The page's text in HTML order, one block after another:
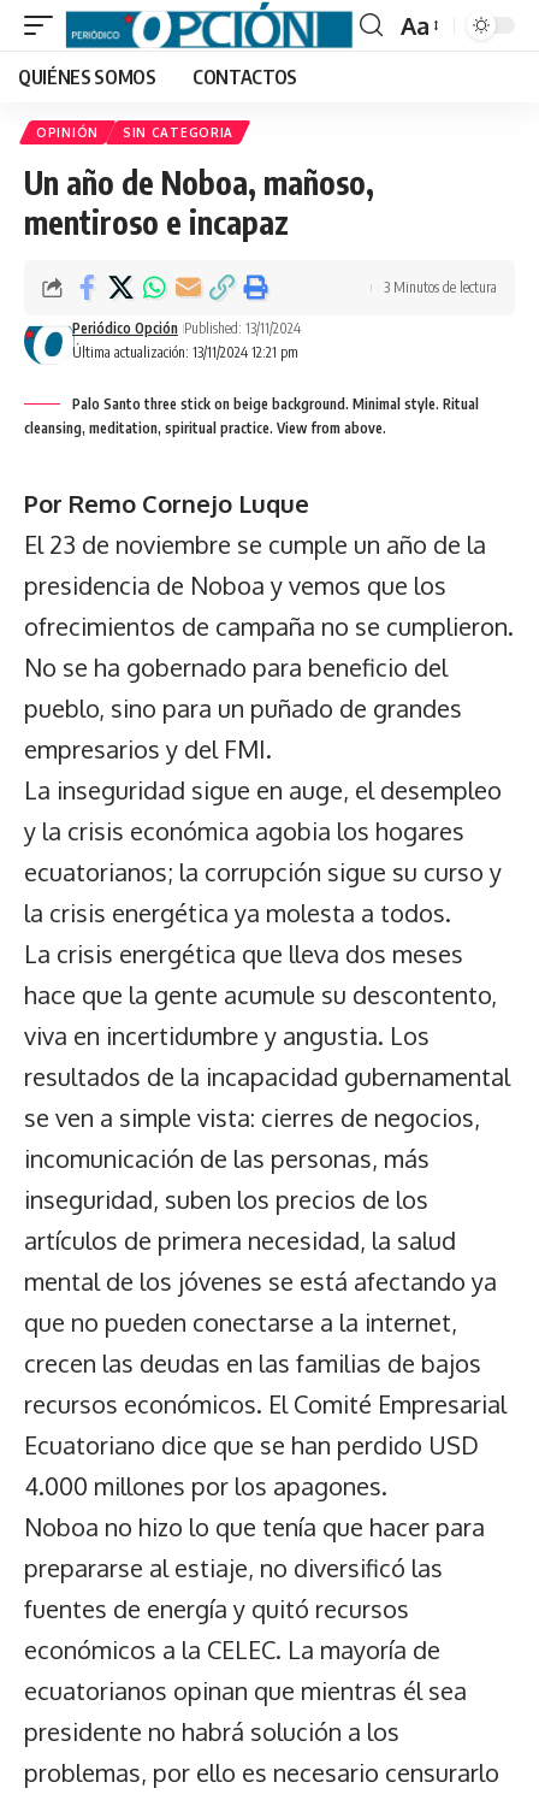
Font
Aa
QUIÉNES SOMOS CONTACTOS
OPINIÓN SIN CATEGORIA
Un año de Noboa, mañoso,
mentiroso e incapaz
Última actualización: 13/11/2024 12:21 pm
Periódico Opción Published: 13/11/2024
3 Minutos de lectura
Palo Santo three stick on beige background. Minimal style. Ritual
cleansing, meditation, spiritual practice. View from above.
Por Remo Cornejo Luque
El 23 de noviembre se cumple un año de la
presidencia de Noboa y vemos que los
ofrecimientos de campaña no se cumplieron.
No se ha gobernado para beneficio del
pueblo, sino para un puñado de grandes
empresarios y del FMI.
La inseguridad sigue en auge, el desempleo
y la crisis económica agobia los hogares
ecuatorianos; la corrupción sigue su curso y
la crisis energética ya molesta a todos.
La crisis energética que lleva dos meses
hace que la gente acumule su descontento,
viva en incertidumbre y angustia. Los
resultados de la incapacidad gubernamental
se ven a simple vista: cierres de negocios,
incomunicación de las personas, más
inseguridad, suben los precios de los
artículos de primera necesidad, la salud
mental de los jóvenes se está afectando ya
que no pueden conectarse a la internet,
crecen las deudas en las familias de bajos
recursos económicos. El Comité Empresarial
Ecuatoriano dice que se han perdido USD
4.000 millones por los apagones.
Noboa no hizo lo que tenía que hacer para
prepararse al estiaje, no diversificó las
fuentes de energía y quitó recursos
económicos a la CELEC. La mayoría de
ecuatorianos opinan que mientras él sea
presidente no habrá solución a los
problemas, por ello es necesario censurarlo